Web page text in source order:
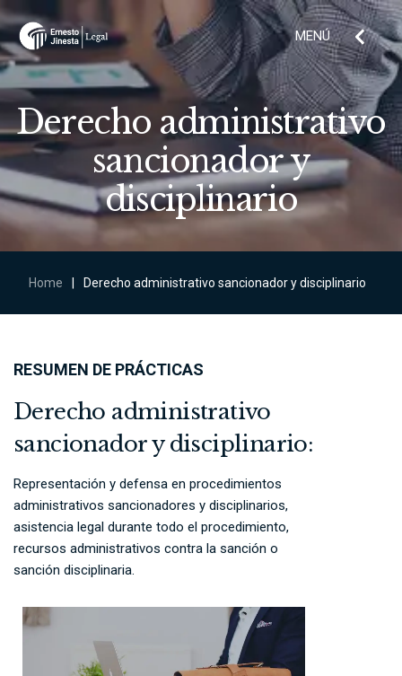
MENÚ
Derecho administrativo
sancionador y
disciplinario
Home Derecho administrativo sancionador y disciplinario
RESUMEN DE PRÁCTICAS
Derecho administrativo
sancionador y disciplinario:
Representación y defensa en procedimientos
administrativos sancionadores y disciplinarios,
asistencia legal durante todo el procedimiento,
recursos administrativos contra la sanción o
sanción disciplinaria.